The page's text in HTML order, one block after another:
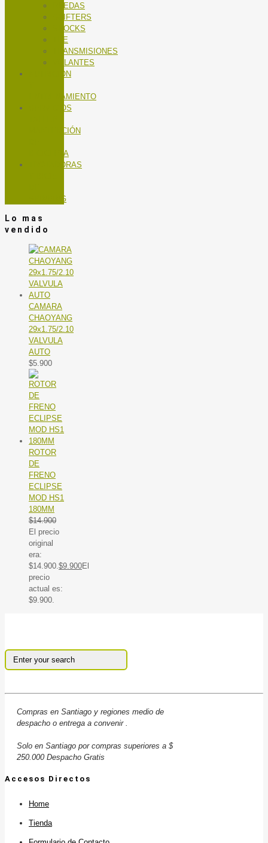
RUEDAS
SHIFTERS
SHOCKS
TEE
TRANSMISIONES
VOLANTES
NUTRICIÓN
ENTRENAMIENTO
SERVICIOS
MANTENCIÓN
BICICLETA
TROTADORAS
SPINNING
Lo mas
vendido
CAMARA
CHAOYANG
29x1.75/2.10
VALVULA
AUTO
$5.900
ROTOR
DE
FRENO
ECLIPSE
MOD HS1
180MM
$14.900
El precio
original
era:
$14.900. $9.900El
precio
actual es:
$9.900.
Compras en Santiago y regiones medio de
despacho o entrega a convenir .
Solo en Santiago por compras superiores a $
250.000 Despacho Gratis
Accesos Directos
Home
Tienda